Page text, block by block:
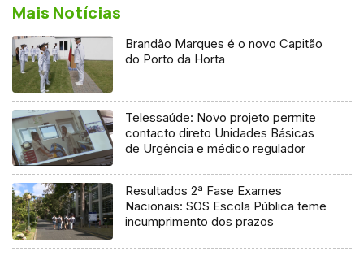
Mais Notícias
Brandão Marques é o novo Capitão
do Porto da Horta
Telessaúde: Novo projeto permite
contacto direto Unidades Básicas
de Urgência e médico regulador
Resultados 2ª Fase Exames
Nacionais: SOS Escola Pública teme
incumprimento dos prazos